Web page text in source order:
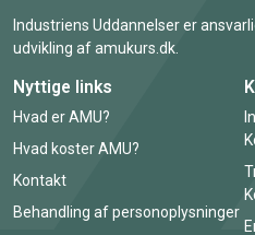
Industriens Uddannelser er
udvikling af amukurs.dk.
Nyttige links
Hvad er AMU?
Hvad koster AMU?
Kontakt
Behandling af personoplysninger